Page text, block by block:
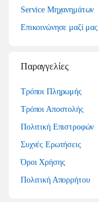
Service Μηχανημάτων
Επικοινώνησε μαζί μας
Παραγγελίες
Τρόποι Πληρωμής
Τρόποι Αποστολής
Πολιτική Επιστροφών
Συχνές Ερωτήσεις
Όροι Χρήσης
Πολιτική Απορρήτου